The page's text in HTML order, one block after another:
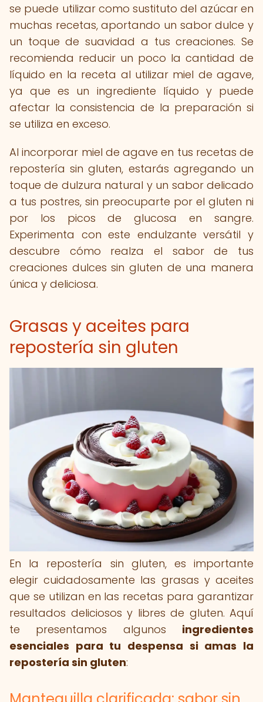
se puede utilizar como sustituto del azúcar en
muchas recetas, aportando un sabor dulce y
un toque de suavidad a tus creaciones. Se
recomienda reducir un poco la cantidad de
líquido en la receta al utilizar miel de agave,
ya que es un ingrediente líquido y puede
afectar la consistencia de la preparación si
se utiliza en exceso.
Al incorporar miel de agave en tus recetas de
repostería sin gluten, estarás agregando un
toque de dulzura natural y un sabor delicado
a tus postres, sin preocuparte por el gluten ni
por los picos de glucosa en sangre.
Experimenta con este endulzante versátil y
descubre cómo realza el sabor de tus
creaciones dulces sin gluten de una manera
única y deliciosa.
Grasas y aceites para
repostería sin gluten
En la repostería sin gluten, es importante
elegir cuidadosamente las grasas y aceites
que se utilizan en las recetas para garantizar
resultados deliciosos y libres de gluten. Aquí
te presentamos algunos ingredientes
esenciales para tu despensa si amas la
repostería sin gluten: